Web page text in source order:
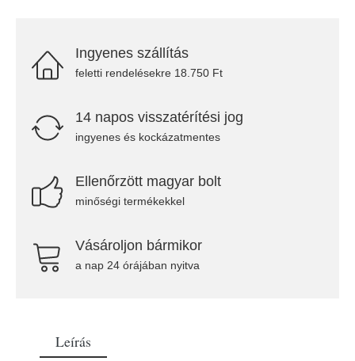
Ingyenes szállítás
feletti rendelésekre 18.750 Ft
14 napos visszatérítési jog
ingyenes és kockázatmentes
Ellenőrzött magyar bolt
minőségi termékekkel
Vásároljon bármikor
a nap 24 órájában nyitva
Leírás